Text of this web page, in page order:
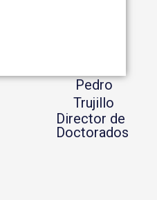
Pedro
Trujillo
Director de
Doctorados